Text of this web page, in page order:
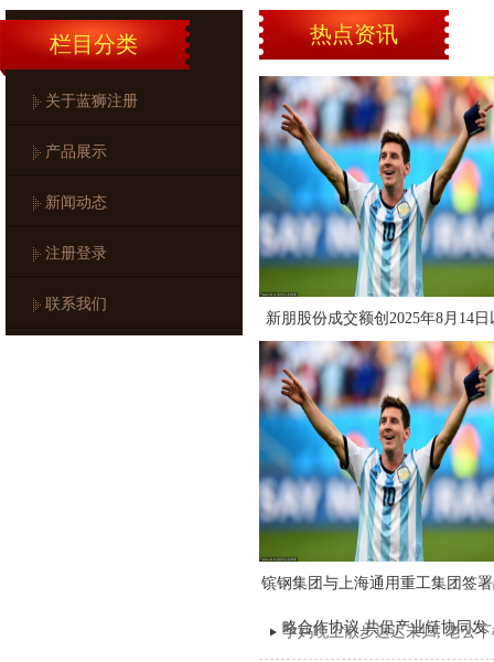
栏目分类
关于蓝狮注册
产品展示
新闻动态
注册登录
联系我们
热点资讯
新朋股份成交额创2025年8月14日
来新高
镔钢集团与上海通用重工集团签
略合作协议 共促产业链协同发
孕妈晚上散步迟迟未归, 老公